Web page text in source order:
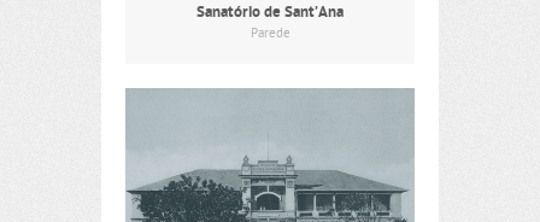
Sanatório de Sant’Ana
Parede